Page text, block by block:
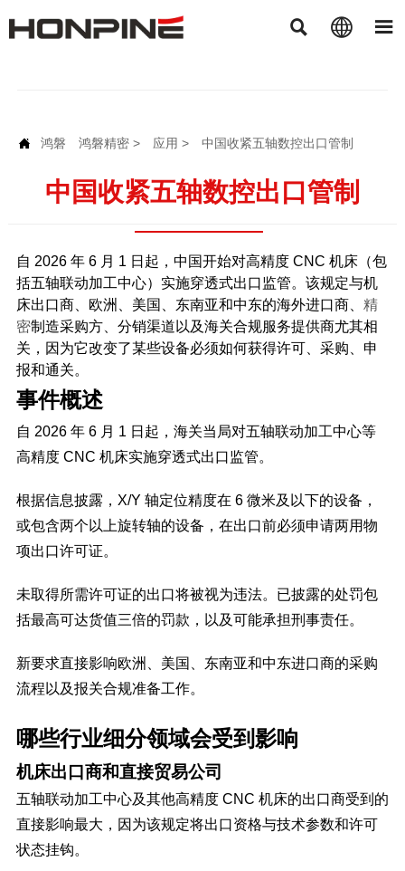
  
 鸿磐 鸿磐精密> 应用 > 中国收紧五轴数控出口管制
中国收紧五轴数控出口管制
自 2026 年 6 月 1 日起，中国开始对高精度 CNC 机床（包
括五轴联动加工中心）实施穿透式出口监管。该规定与机
床出口商、欧洲、美国、东南亚和中东的海外进口商、 精
密制造采购方、分销渠道以及海关合规服务提供商尤其相
关，因为它改变了某些设备必须如何获得许可、采购、申
报和通关。
事件概述
自 2026 年 6 月 1 日起，海关当局对五轴联动加工中心等
高精度 CNC 机床实施穿透式出口监管。
根据信息披露，X/Y 轴定位精度在 6 微米及以下的设备，
或包含两个以上旋转轴的设备，在出口前必须申请两用物
项出口许可证。
未取得所需许可证的出口将被视为违法。已披露的处罚包
括最高可达货值三倍的罚款，以及可能承担刑事责任。
新要求直接影响欧洲、美国、东南亚和中东进口商的采购
流程以及报关合规准备工作。
哪些行业细分领域会受到影响
机床出口商和直接贸易公司
五轴联动加工中心及其他高精度 CNC 机床的出口商受到的
直接影响最大，因为该规定将出口资格与技术参数和许可
状态挂钩。